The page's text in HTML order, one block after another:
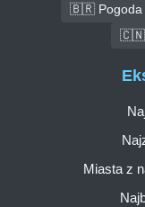
🇧🇷 Pogoda
🇨🇳
Miasta z